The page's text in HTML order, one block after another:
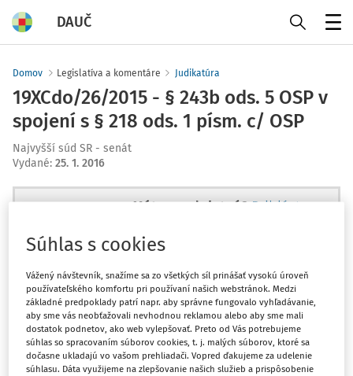
DAUČ
Domov Legislatíva a komentáre Judikatúra
19XCdo/26/2015 - § 243b ods. 5 OSP v
spojení s § 218 ods. 1 písm. c/ OSP
Najvyšší súd SR - senát
Vydané: 25. 1. 2016
Máte predplatné? Prihláste sa
Zatiaľ ste si prečítali len začiatok...
Celý dokument je len pre
predplatiteľov.
Súhlas s cookies
Vážený návštevník, snažíme sa zo všetkých síl prinášať vysokú úroveň
používateľského komfortu pri používaní našich webstránok. Medzi
základné predpoklady patrí napr. aby správne fungovalo vyhľadávanie,
aby sme vás neobťažovali nevhodnou reklamou alebo aby sme mali
dostatok podnetov, ako web vylepšovať. Preto od Vás potrebujeme
súhlas so spracovaním súborov cookies, t. j. malých súborov, ktoré sa
dočasne ukladajú vo vašom prehliadači. Vopred ďakujeme za udelenie
súhlasu. Dáta využijeme na zlepšovanie našich služieb a prispôsobenie